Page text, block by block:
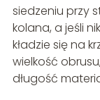
siedzeniu przy
kolana, a jeśli
kładzie się na
wielkość
długość